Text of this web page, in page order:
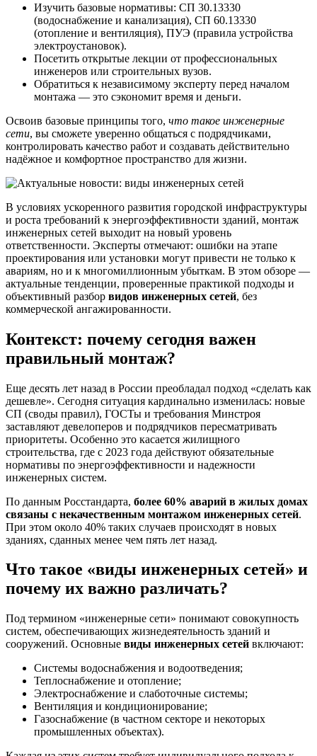
Изучить базовые нормативы: СП 30.13330
(водоснабжение и канализация), СП 60.13330
(отопление и вентиляция), ПУЭ (правила устройства
электроустановок).
Посетить открытые лекции от профессиональных
инженеров или строительных вузов.
Обратиться к независимому эксперту перед началом
монтажа — это сэкономит время и деньги.
Освоив базовые принципы того, что такое инженерные
сети, вы сможете уверенно общаться с подрядчиками,
контролировать качество работ и создавать действительно
надёжное и комфортное пространство для жизни.
В условиях ускоренного развития городской инфраструктуры
и роста требований к энергоэффективности зданий, монтаж
инженерных сетей выходит на новый уровень
ответственности. Эксперты отмечают: ошибки на этапе
проектирования или установки могут привести не только к
авариям, но и к многомиллионным убыткам. В этом обзоре —
актуальные тенденции, проверенные практикой подходы и
объективный разбор видов инженерных сетей, без
коммерческой ангажированности.
Контекст: почему сегодня важен
правильный монтаж?
Еще десять лет назад в России преобладал подход «сделать как
дешевле». Сегодня ситуация кардинально изменилась: новые
СП (своды правил), ГОСТы и требования Минстроя
заставляют девелоперов и подрядчиков пересматривать
приоритеты. Особенно это касается жилищного
строительства, где с 2023 года действуют обязательные
нормативы по энергоэффективности и надежности
инженерных систем.
По данным Росстандарта, более 60% аварий в жилых домах
связаны с некачественным монтажом инженерных сетей.
При этом около 40% таких случаев происходят в новых
зданиях, сданных менее чем пять лет назад.
Что такое «виды инженерных сетей» и
почему их важно различать?
Под термином «инженерные сети» понимают совокупность
систем, обеспечивающих жизнедеятельность зданий и
сооружений. Основные виды инженерных сетей включают:
Системы водоснабжения и водоотведения;
Теплоснабжение и отопление;
Электроснабжение и слаботочные системы;
Вентиляция и кондиционирование;
Газоснабжение (в частном секторе и некоторых
промышленных объектах).